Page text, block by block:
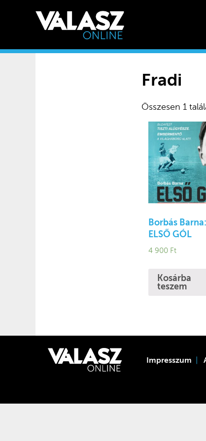
Fradi
Összesen 1
Borbás Barna:
ELSŐ GÓL
4 900 Ft
Kosárba
teszem
Impresszum